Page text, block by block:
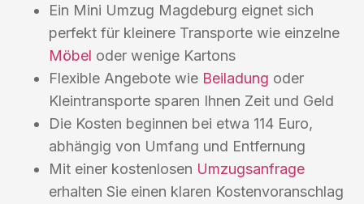
Ein Mini Umzug Magdeburg eignet sich
perfekt für kleinere Transporte wie einzelne
Möbel oder wenige Kartons
Flexible Angebote wie Beiladung oder
Kleintransporte sparen Ihnen Zeit und Geld
Die Kosten beginnen bei etwa 114 Euro,
abhängig von Umfang und Entfernung
Mit einer kostenlosen Umzugsanfrage
erhalten Sie einen klaren Kostenvoranschlag